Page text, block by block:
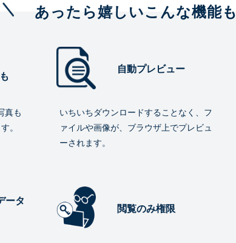
あったら嬉しいこんな機能も
真も
。
自動プレビュー
いちいちダウンロードすることなく、フ
ァイルや画像が、ブラウザ上でプレビュ
ーされます。
ータ
閲覧のみ権限